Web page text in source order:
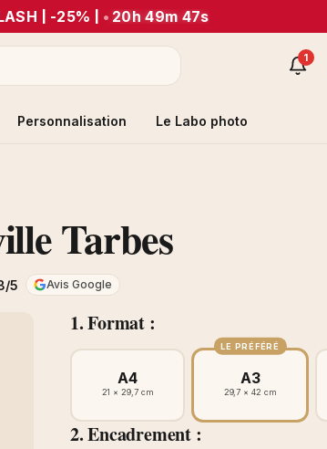
| -25% | • 20h 49m 47s
1
Personnalisation Le Labo photo
Tarbes
5 Avis Google
1. Format :
A4
21 × 29,7 cm
LE PRÉFÉRÉ
A3
29,7 × 42 cm
2. Encadrement :